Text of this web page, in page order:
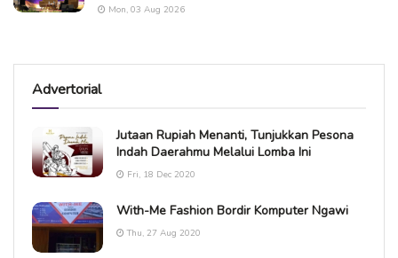
Mon, 03 Aug 2026
Advertorial
Jutaan Rupiah Menanti, Tunjukkan Pesona
Indah Daerahmu Melalui Lomba Ini
Fri, 18 Dec 2020
With-Me Fashion Bordir Komputer Ngawi
Thu, 27 Aug 2020